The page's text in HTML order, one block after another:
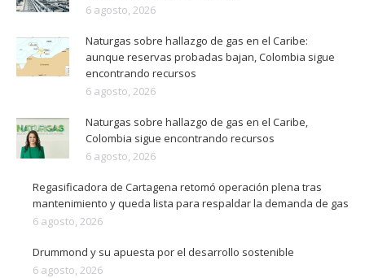
6 agosto, 2026
Naturgas sobre hallazgo de gas en el Caribe:
aunque reservas probadas bajan, Colombia sigue
encontrando recursos
6 agosto, 2026
Naturgas sobre hallazgo de gas en el Caribe,
Colombia sigue encontrando recursos
6 agosto, 2026
Regasificadora de Cartagena retomó operación plena tras
mantenimiento y queda lista para respaldar la demanda de gas
6 agosto, 2026
Drummond y su apuesta por el desarrollo sostenible
6 agosto, 2026